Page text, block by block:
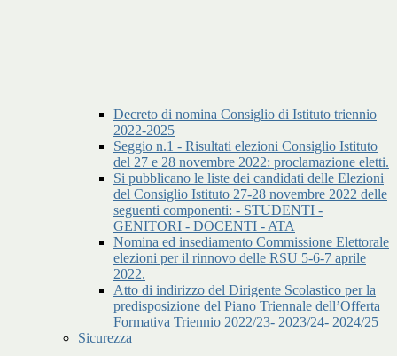
Decreto di nomina Consiglio di Istituto triennio
2022-2025
Seggio n.1 - Risultati elezioni Consiglio Istituto
del 27 e 28 novembre 2022: proclamazione eletti.
Si pubblicano le liste dei candidati delle Elezioni
del Consiglio Istituto 27-28 novembre 2022 delle
seguenti componenti: - STUDENTI -
GENITORI - DOCENTI - ATA
Nomina ed insediamento Commissione Elettorale
elezioni per il rinnovo delle RSU 5-6-7 aprile
2022.
Atto di indirizzo del Dirigente Scolastico per la
predisposizione del Piano Triennale dell’Offerta
Formativa Triennio 2022/23- 2023/24- 2024/25
Sicurezza